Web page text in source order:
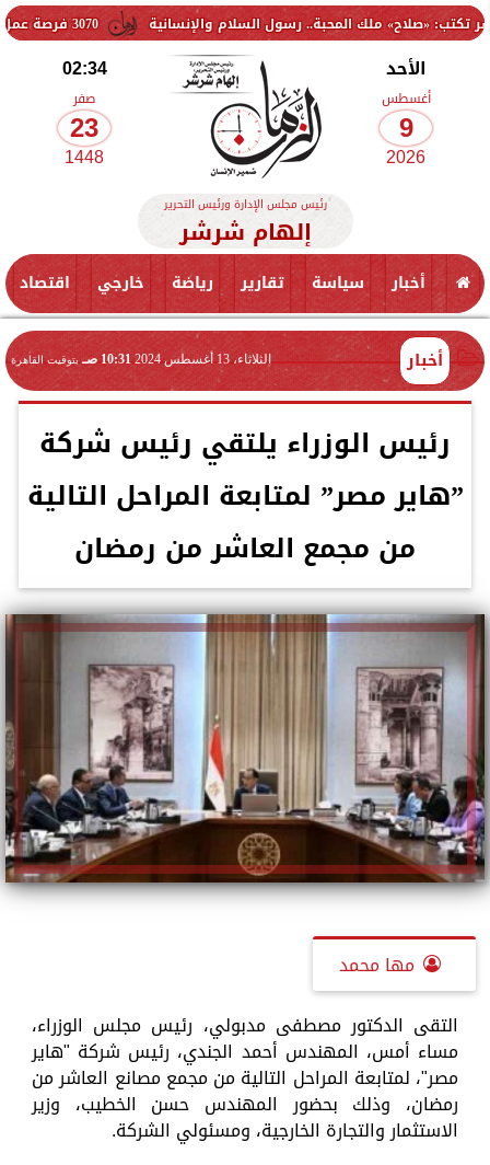
3070 فرصة عمل جديدة بالقطاع الخاص.. وظائف برواتب تصل إلى 9500 جنيه ملك المحبة.. رسول السلام والإنسانية
الأحد
أغسطس
9
2026
02:34
صفر
23
1448
رئيس مجلس الإدارة ورئيس التحرير
إلهام شرشر
أخبار سياسة تقارير رياضة خارجي اقتصاد
أخبار الثلاثاء، 13 أغسطس 2024 10:31 صـ بتوقيت القاهرة
رئيس الوزراء يلتقي رئيس شركة
”هاير مصر” لمتابعة المراحل التالية
من مجمع العاشر من رمضان
مها محمد
التقى الدكتور مصطفى مدبولي، رئيس مجلس الوزراء،
مساء أمس، المهندس أحمد الجندي، رئيس شركة "هاير
مصر"، لمتابعة المراحل التالية من مجمع مصانع العاشر من
رمضان، وذلك بحضور المهندس حسن الخطيب، وزير
الاستثمار والتجارة الخارجية، ومسئولي الشركة.